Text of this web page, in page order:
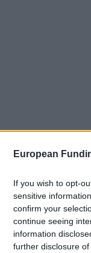
European
If you wish to opt-
sensitive
confirm your
continue seeing
information
further disclosure